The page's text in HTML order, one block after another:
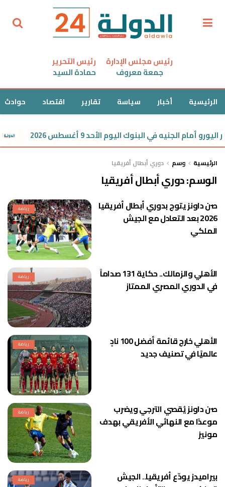
رئيس مجلس الإدارة
جمعة معروف
رئيس التحرير
حمادة السيد
الرئيسية أخبار سياسة تقارير اقتصاد حوادث
أمام الجنيه في البنوك اليوم الأحد 9 أغسطس 2026
الرئيسية وسم دوري أبطال أفريقيا
الوسم:دوري أبطال أفريقيا
رياضة
صن داونز يتوج بدوري أبطال أفريقيا
2026 بعد التعادل مع الجيش
الملكي
رياضة
الأهلي والزمالك.. حكاية 131 صداماً
في الدوري المصري الممتاز
رياضة
الأهلي خارج قائمة أفضل 100 نادٍ
عالميًا في تصنيف جديد
رياضة
صن داونز يُقصي الترجي ويضرب
موعدًا مع النهائي الأفريقي بهدف
مونيز
رياضة
بيراميدز يودّع أفريقيا.. الجيش